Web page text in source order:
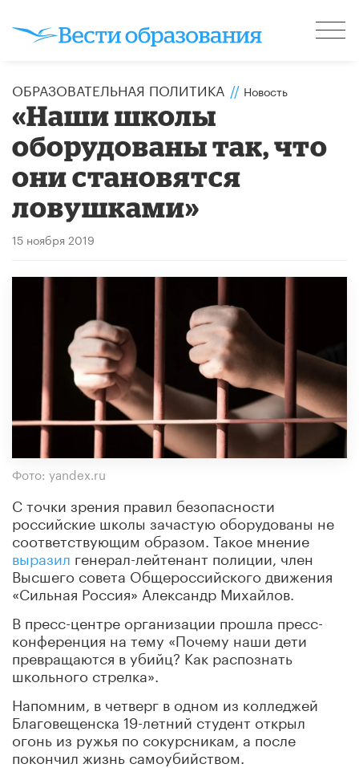
ОБРАЗОВАТЕЛЬНАЯ ПОЛИТИКА // Новость
«Наши школы
оборудованы так, что
они становятся
ловушками»
15 ноября 2019
Фото: yandex.ru
С точки зрения правил безопасности
российские школы зачастую оборудованы не
соответствующим образом. Такое мнение
выразил генерал-лейтенант полиции, член
Высшего совета Общероссийского движения
«Сильная Россия» Александр Михайлов.
В пресс-центре организации прошла пресс-
конференция на тему «Почему наши дети
превращаются в убийц? Как распознать
школьного стрелка».
Напомним, в четверг в одном из колледжей
Благовещенска 19-летний студент открыл
огонь из ружья по сокурсникам, а после
покончил жизнь самоубийством.